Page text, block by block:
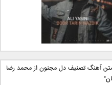
دانلود آهنگ جدید علی
یاسینی بنام دورترین نزدیک
آهنگ تصنیف دل مجنون از محمد رضا